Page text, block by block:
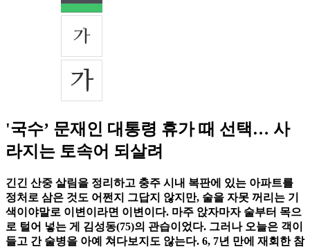
'국수’ 문재인 대통령 휴가 때 선택… 사
라지는 토속어 되살려
긴긴 산중 살림을 정리하고 충주 시내 복판에 있는 아파트를
정처로 삼은 것도 어쩐지 그답지 않지만, 술을 자못 꺼리는 기
색이야말로 이변이라면 이변이다. 마주 앉자마자 술부터 목으
로 털어 넣는 게 김성동(75)의 관습이었다. 그러나 오늘은 객이
들고 간 술병을 아예 쳐다보지도 않는다. 6, 7년 만에 재회한 참